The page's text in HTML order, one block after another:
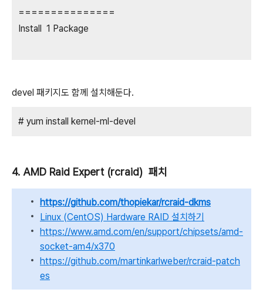
===============
Install 1 Package
devel 패키지도 함께 설치해둔다.
# yum install kernel-ml-devel
4. AMD Raid Expert (rcraid) 패치
https://github.com/thopiekar/rcraid-dkms
Linux (CentOS) Hardware RAID 설치하기
https://www.amd.com/en/support/chipsets/amd-
socket-am4/x370
https://github.com/martinkarlweber/rcraid-patch
es